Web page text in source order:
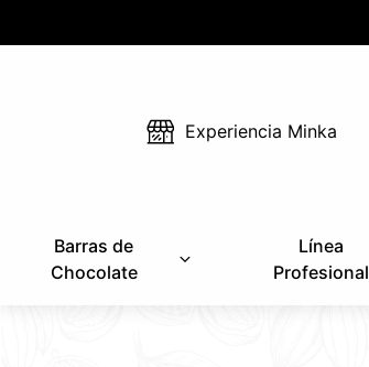
Experiencia Minka
Barras de
Chocolate
Línea
Profesional